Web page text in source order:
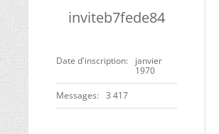
inviteb7fede84
Date d'inscription
janvier
1970
Messages 3 417